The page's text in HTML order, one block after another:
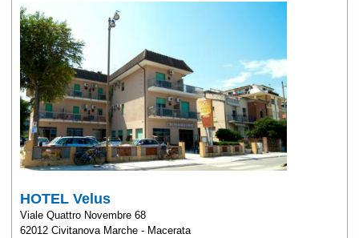
HOTEL Velus
Viale Quattro Novembre 68
62012 Civitanova Marche - Macerata